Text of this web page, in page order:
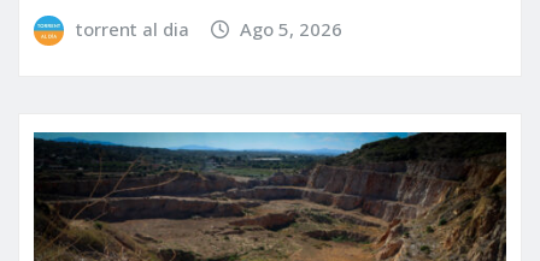
torrent al dia Ago 5, 2026